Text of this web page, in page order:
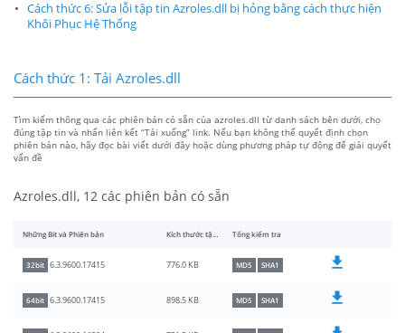
Cách thức 6: Sửa lỗi tập tin Azroles.dll bị hỏng bằng cách thực hiện
Khôi Phục Hệ Thống
Cách thức 1: Tải Azroles.dll
Tìm kiếm thông qua các phiên bản có sẵn của azroles.dll từ danh sách bên dưới, chọ
đúng tập tin và nhấn liên kết “Tải xuống” link. Nếu bạn không thể quyết định chọn
phiên bản nào, hãy đọc bài viết dưới đây hoặc dùng phương pháp tự động để giải quyết
vấn đề
Azroles.dll, 12 các phiên bản có sẵn
Những Bit và Phiên bản Kích thước tập tin Tổng kiểm tra
32bit 6.3.9600.17415 776.0 KB MD5 SHA1
64bit 6.3.9600.17415 898.5 KB MD5 SHA1